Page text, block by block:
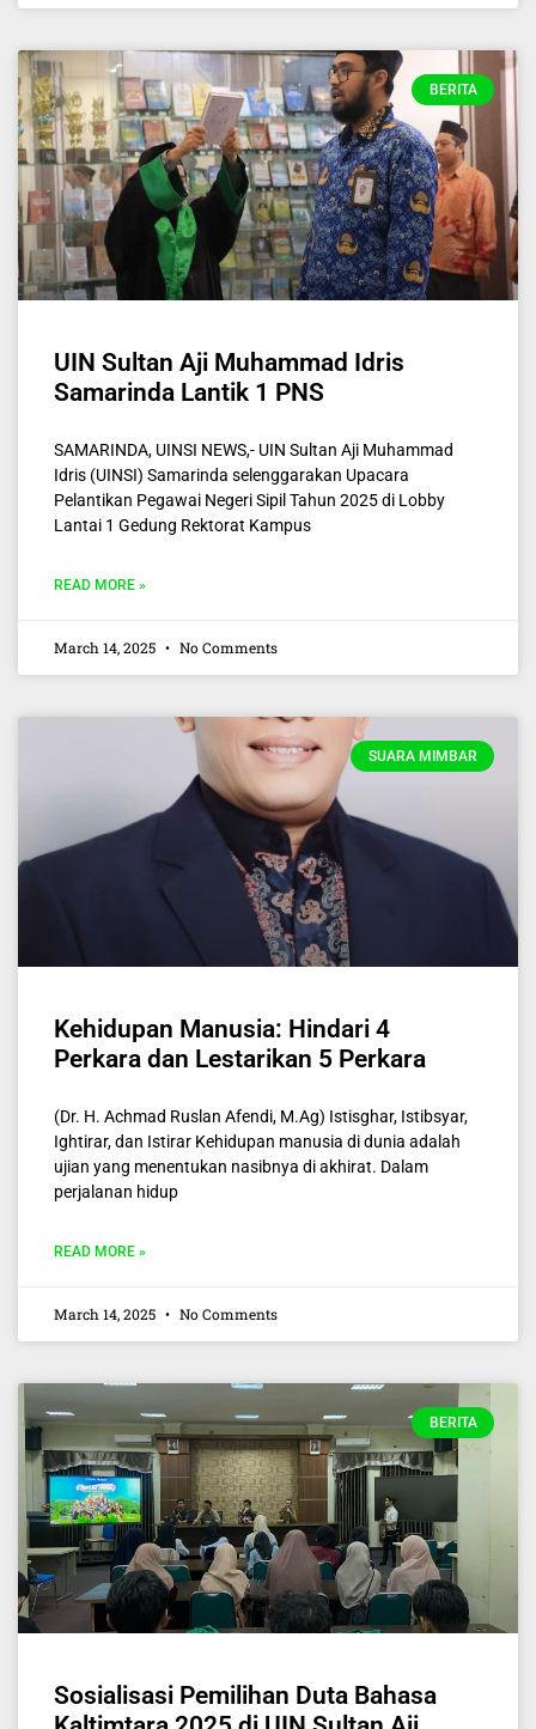
BERITA
UIN Sultan Aji Muhammad Idris
Samarinda Lantik 1 PNS
SAMARINDA, UINSI NEWS,- UIN Sultan Aji Muhammad
Idris (UINSI) Samarinda selenggarakan Upacara
Pelantikan Pegawai Negeri Sipil Tahun 2025 di Lobby
Lantai 1 Gedung Rektorat Kampus
READ MORE »
March 14, 2025 No Comments
SUARA MIMBAR
Kehidupan Manusia: Hindari 4
Perkara dan Lestarikan 5 Perkara
(Dr. H. Achmad Ruslan Afendi, M.Ag) Istisghar, Istibsyar,
Ightirar, dan Istirar Kehidupan manusia di dunia adalah
ujian yang menentukan nasibnya di akhirat. Dalam
perjalanan hidup
READ MORE »
March 14, 2025 No Comments
BERITA
Sosialisasi Pemilihan Duta Bahasa